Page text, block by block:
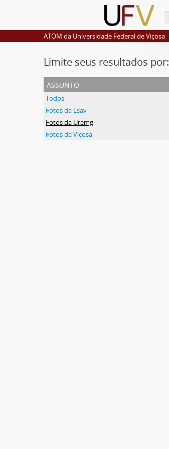
ATOM da Universidade Federal de Viçosa
Limite seus resultados por:
assunto
Todos
Fotos da Esav
Fotos da Uremg
Fotos de Viçosa